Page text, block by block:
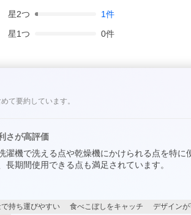
星2つ 1件
星1つ 0件
て要約しています。
さが高評価
濯機で洗える点や乾燥機にかけられる点を特
長期間使用できる点も満足されています。
持ち運びやすい 食べこぼしをキャッチ
デザイン